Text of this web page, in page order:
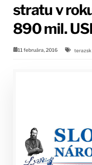
stratu v
890 mil.
11 februára, 2016 terazsk